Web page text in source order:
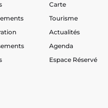
Carte
Tourisme
Actualités
Agenda
Espace Réservé